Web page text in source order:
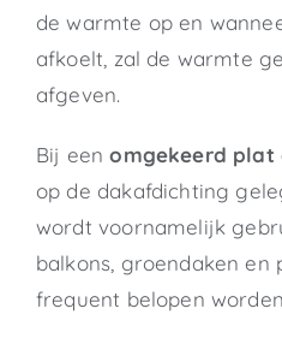
de warmte op en
afkoelt, zal de warmte
afgeven.
Bij eenomgekeerd plat
op de dakafdichting
wordt voornamelijk
balkons, groendaken en
frequent belopen